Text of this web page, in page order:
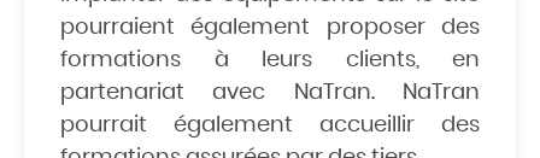
pourraient également proposer des
formations à leurs clients, en
partenariat avec NaTran. NaTran
pourrait également accueillir des